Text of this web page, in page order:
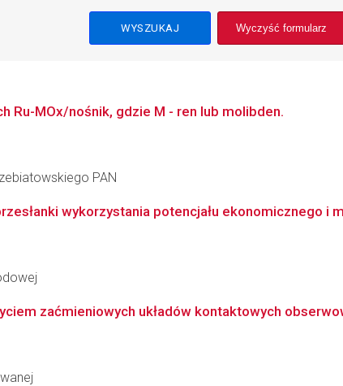
Wyczyść formularz
Ru-MOx/nośnik, gdzie M - ren lub molibden.
PAN
wykorzystania potencjału ekonomicznego i
zaćmieniowych układów kontaktowych